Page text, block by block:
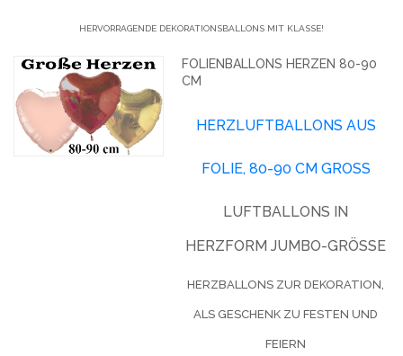
HERVORRAGENDE DEKORATIONSBALLONS MIT KLASSE!
FOLIENBALLONS HERZEN 80-90
CM
HERZLUFTBALLONS AUS
FOLIE, 80-90 CM GROSS
LUFTBALLONS IN
HERZFORM JUMBO-GRÖSSE
HERZBALLONS ZUR DEKORATION,
ALS GESCHENK ZU FESTEN UND
FEIERN